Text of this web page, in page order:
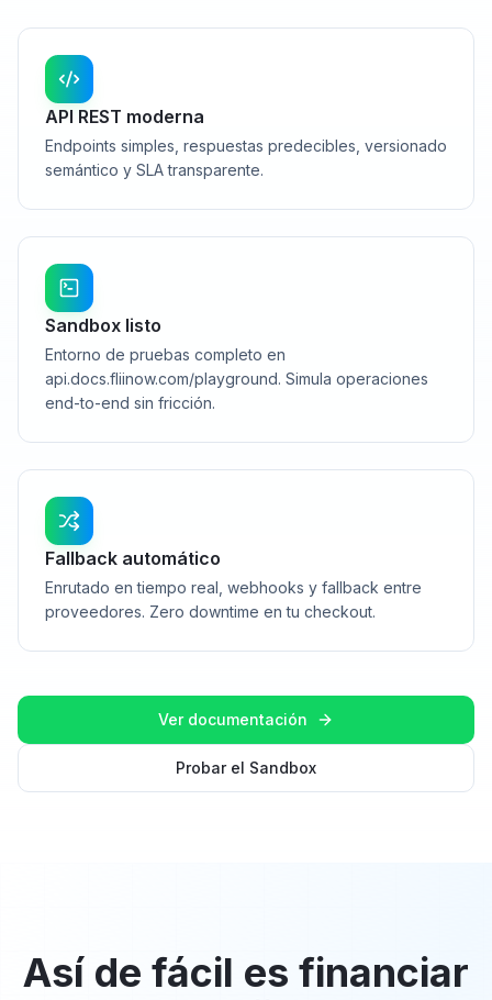
API REST moderna
Endpoints simples, respuestas predecibles, versionado
semántico y SLA transparente.
Sandbox listo
Entorno de pruebas completo en
api.docs.fliinow.com/playground. Simula operaciones
end-to-end sin fricción.
Fallback automático
Enrutado en tiempo real, webhooks y fallback entre
proveedores. Zero downtime en tu checkout.
Ver documentación
Probar el Sandbox
Así de fácil es financiar